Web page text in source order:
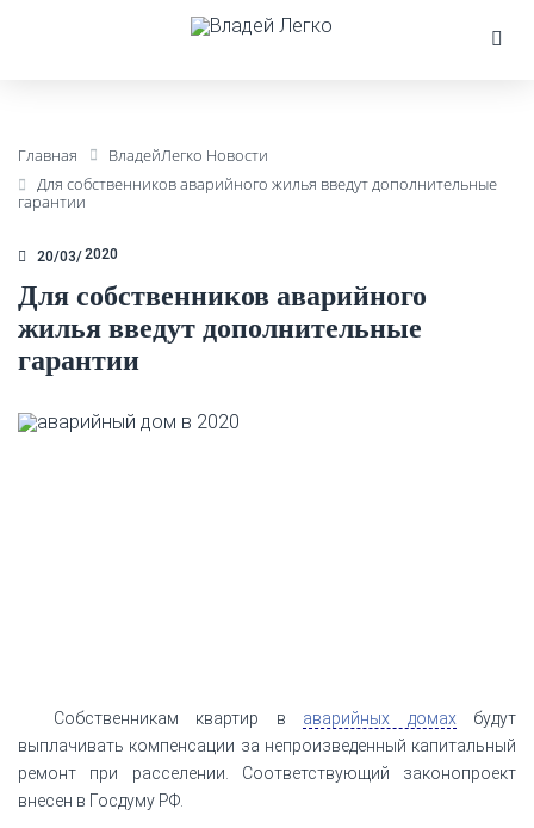
Главная
ВладейЛегко Новости
Для собственников аварийного жилья введут дополнительные
гарантии
20/03 2020
Для собственников аварийного
жилья введут дополнительные
гарантии
Собственникам квартир в аварийных домах будут
выплачивать компенсации за непроизведенный капитальный
ремонт при расселении. Соответствующий законопроект
внесен в Госдуму РФ.